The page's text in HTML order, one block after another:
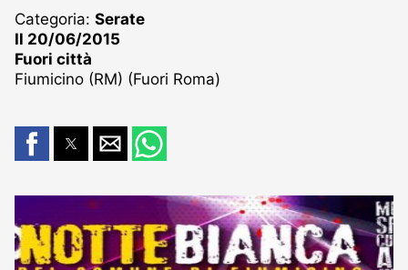
Categoria: Serate
Il 20/06/2015
Fuori città
Fiumicino (RM) (Fuori Roma)